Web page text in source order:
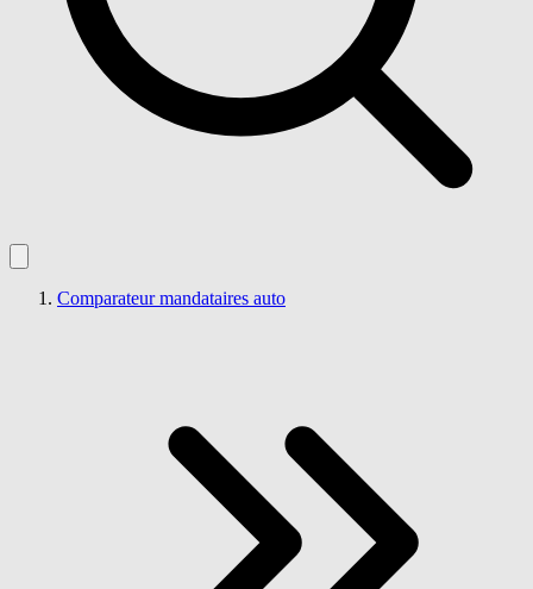
Comparateur mandataires auto